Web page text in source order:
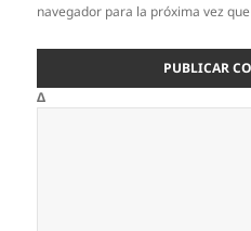
navegador para la próxima vez
Δ